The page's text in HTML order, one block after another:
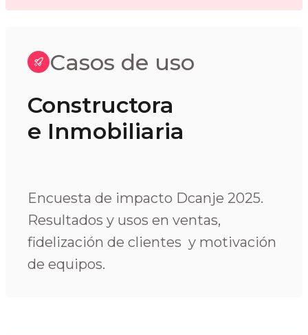
Casos de uso
Constructora
e Inmobiliaria
Encuesta de impacto Dcanje 2025.
Resultados y usos en ventas,
fidelización de clientes y motivación
de equipos.